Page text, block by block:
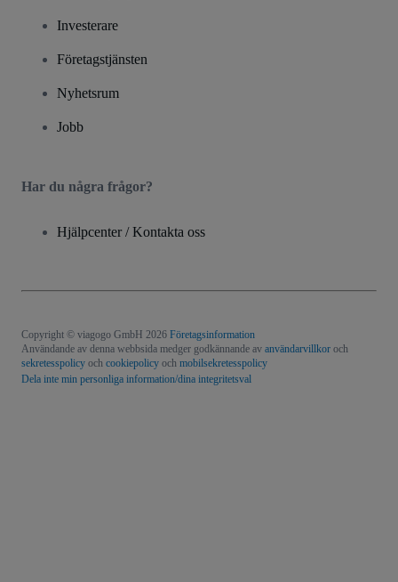
Investerare
Företagstjänsten
Nyhetsrum
Jobb
Har du några frågor?
Hjälpcenter / Kontakta oss
Copyright © viagogo GmbH 2026 Företagsinformation
Användande av denna webbsida medger godkännande av användarvillkor och
sekretesspolicy och cookiepolicy och mobilsekretesspolicy
Dela inte min personliga information/dina integritetsval